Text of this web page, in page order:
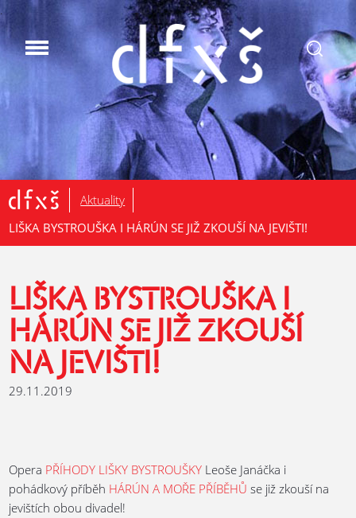
.
Aktuality
LIŠKA BYSTROUŠKA I HÁRÚN SE JIŽ ZKOUŠÍ NA JEVIŠTI!
LIŠKA BYSTROUŠKA I
HÁRÚN SE JIŽ ZKOUŠÍ
NA JEVIŠTI!
29.11.2019
Opera PŘÍHODY LIŠKY BYSTROUŠKY Leoše Janáčka i
pohádkový příběh HÁRÚN A MOŘE PŘÍBĚHŮ se již zkouší na
jevištích obou divadel!